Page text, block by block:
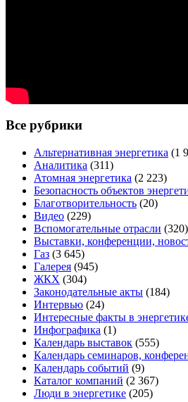
Все рубрики
Альтернативная энергетика (1
Аналитика (311)
Атомная энергетика (2 223)
Безопасность объектов
Благотворительность (20)
Видео (229)
Вспомогательные отрасли (320)
Выставки, конференции,
Газ (3 645)
Галерея (945)
ЖКХ (304)
Законодательные акты (184)
Интервью (24)
Интересные факты в
Инфографика (1)
Календарь выставок (555)
Календарь семинаров,
Календарь событий (9)
Каталог компаний (2 367)
Люди в энергетике (205)